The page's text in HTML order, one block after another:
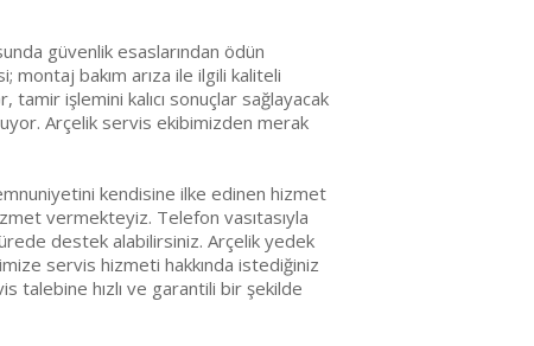
güvenlik esaslarından ödün
bakım arıza ile ilgili kaliteli
işlemini kalıcı sonuçlar sağlayacak
Arçelik servis ekibimizden merak
kendisine ilke edinen hizmet
vermekteyiz. Telefon vasıtasıyla
destek alabilirsiniz. Arçelik yedek
servis hizmeti hakkında istediğiniz
talebine hızlı ve garantili bir şekilde